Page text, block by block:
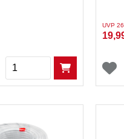
Menge
Preis
UVP